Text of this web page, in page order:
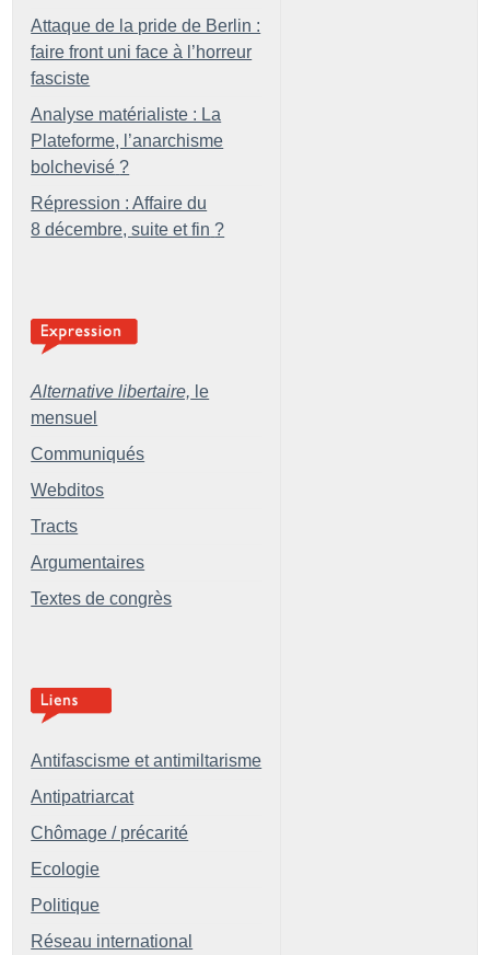
Attaque de la pride de Berlin :
faire front uni face à l’horreur
fasciste
Analyse matérialiste : La
Plateforme, l’anarchisme
bolchevisé ?
Répression : Affaire du
8 décembre, suite et fin ?
Alternative libertaire, le
mensuel
Communiqués
Webditos
Tracts
Argumentaires
Textes de congrès
Antifascisme et antimiltarisme
Antipatriarcat
Chômage / précarité
Ecologie
Politique
Réseau international